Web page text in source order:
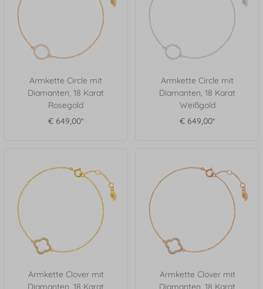
Armkette Circle mit
Diamanten, 18 Karat
Rosegold
€ 649,00*
Armkette Circle mit
Diamanten, 18 Karat
Weißgold
€ 649,00*
Armkette Clover mit
Diamanten, 18 Karat
Armkette Clover mit
Diamanten, 18 Karat